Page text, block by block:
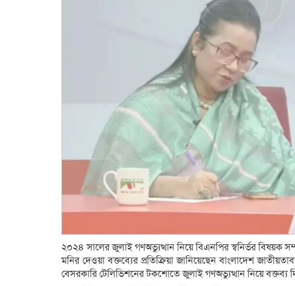
২০২৪ সালের জুলাই গণঅভ্যুত্থান নিয়ে বিএনপির স্বনির্ভর
মনির দেওয়া বক্তব্যের প্রতিক্রিয়া জানিয়েছেন বাংলাদেশ
বেসরকারি টেলিভিশনের টকশোতে জুলাই গণঅভ্যুত্থান নিয়ে বক্তব্য